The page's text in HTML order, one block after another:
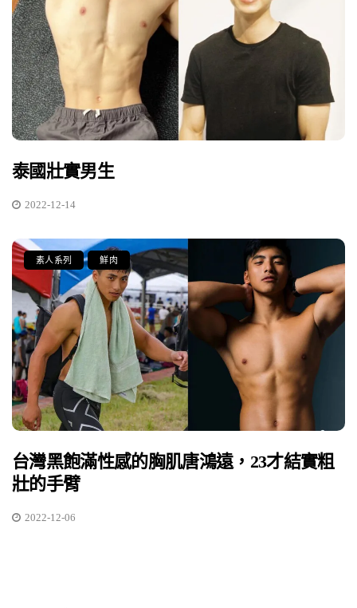
泰國壯實男生
2022-12-14
素人系列 鮮肉
台灣黑飽滿性感的胸肌唐鴻遠，23才結實粗
壯的手臂
2022-12-06